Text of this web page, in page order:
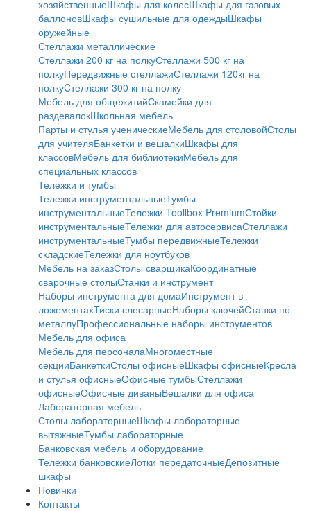
хозяйственныеШкафы для колесШкафы для газовых
баллоновШкафы сушильные для одеждыШкафы
оружейные
Стеллажи металлические
Стеллажи 200 кг на полкуСтеллажи 500 кг на
полкуПередвижные стеллажиСтеллажи 120кг на
полкуCтеллажи 300 кг на полку
Мебель для общежитийСкамейки для
раздевалокШкольная мебель
Парты и стулья ученическиеМебель для столовойСтолы
для учителяБанкетки и вешалкиШкафы для
классовМебель для библиотекиМебель для
специальных классов
Тележки и тумбы
Тележки инструментальныеТумбы
инструментальныеТележки Toollbox PremiumСтойки
инструментальныеТележки для автосервисаСтеллажи
инструментальныеТумбы передвижныеТележки
складскиеТележки для ноутбуков
Мебель на заказСтолы сварщикаКоординатные
сварочные столыСтанки и инструмент
Наборы инструмента для домаИнструмент в
ложементахТиски слесарныеНаборы ключейСтанки по
металлуПрофессиональные наборы инструментов
Мебель для офиса
Мебель для персоналаМногоместные
секцииБанкеткиСтолы офисныеШкафы офисныеКресла
и стулья офисныеОфисные тумбыСтеллажи
офисныеОфисные диваныВешалки для офиса
Лабораторная мебель
Столы лабораторныеШкафы лабораторные
вытяжныеТумбы лабораторные
Банковская мебель и оборудование
Тележки банковскиеЛотки передаточныеДепозитные
шкафы
Новинки
Контакты